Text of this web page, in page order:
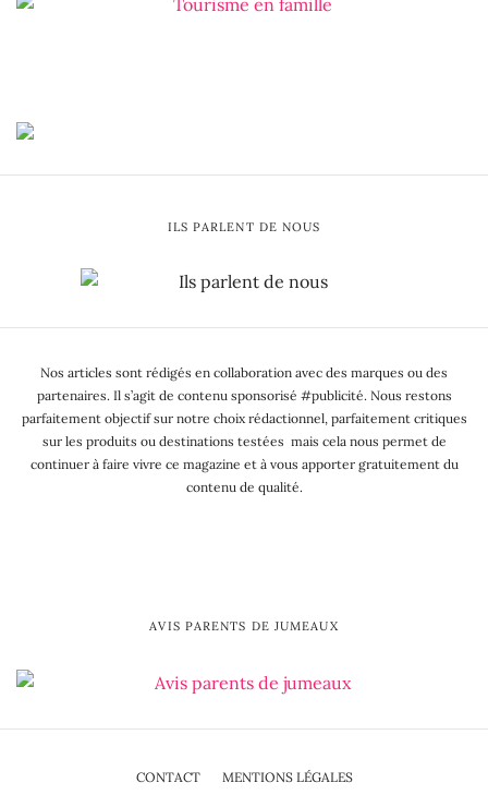
ILS PARLENT DE NOUS
Nos articles sont rédigés en collaboration avec des marques ou des
partenaires. Il s’agit de contenu sponsorisé #publicité. Nous restons
parfaitement objectif sur notre choix rédactionnel, parfaitement critiques
sur les produits ou destinations testées mais cela nous permet de
continuer à faire vivre ce magazine et à vous apporter gratuitement du
contenu de qualité.
AVIS PARENTS DE JUMEAUX
CONTACT MENTIONS LÉGALES